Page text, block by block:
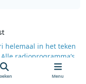
helemaal in het teken
radioprogramma’s
uur live vanuit het
8ste editie van Big
Menu